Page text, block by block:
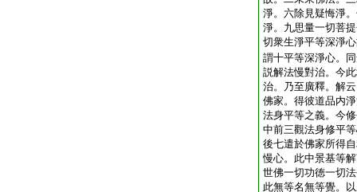
淨。六除見疑悔淨
淨。九思量一切菩
切衆生淨平等深淨
謂十平等深淨心。
説解法慢對治。今
治。乃至廣釋。解
佛家。得彼道品内
法身平等之義。今
中前三觀法身修平
後七遣於佛家所得
慢心。此中景基等
世佛一切功徳一切
此無等名無等覺。